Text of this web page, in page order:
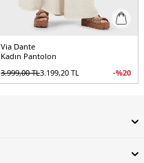
Via Dante
Kadın Pantolon
3.999,00TL3.199,20 TL -%20